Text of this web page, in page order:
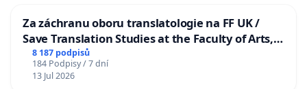
Za záchranu oboru translatologie na FF UK /
Save Translation Studies at the Faculty of Arts,
Charles University
8 187 podpisů
184 Podpisy / 7 dní
13 Jul 2026